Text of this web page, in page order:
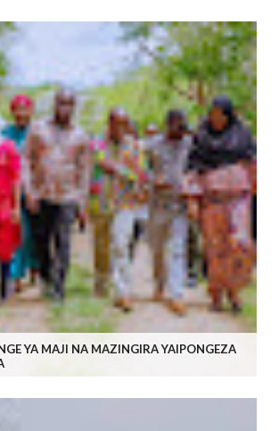
YA MAJI NA MAZINGIRA YAIPONGEZA